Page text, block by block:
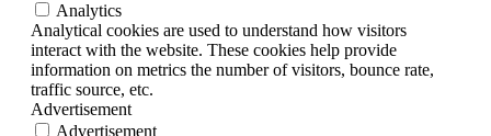
Analytics
Analytical cookies are used to understand how visitors
interact with the website. These cookies help provide
information on metrics the number of visitors, bounce rate,
traffic source, etc.
Advertisement
Advertisement